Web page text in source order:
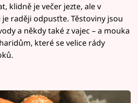
klidně je večer jezte, ale v
raději odpusťte. Těstoviny jsou
a někdy také z vajec – a mouka
které se velice rády